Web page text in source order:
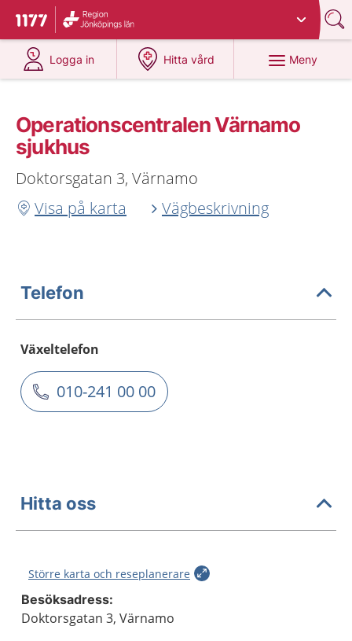
Till startsidan för 1177
Du har valt region
Logga in
på 1177.se
Hitta vård
på 1177.se
Meny
Operationscentralen Värnamo
sjukhus
Doktorsgatan 3, Värnamo
Visa på karta
Vägbeskrivning
Telefon
Växeltelefon
010-241 00 00
Hitta oss
Större karta och reseplanerare
Besöksadress:
Doktorsgatan 3, Värnamo